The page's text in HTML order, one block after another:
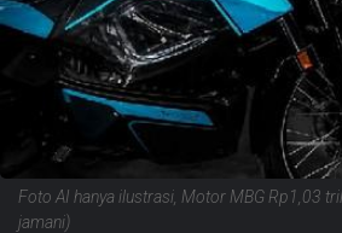
Foto AI hanya ilustrasi, Motor MBG Rp1,03
jamani)